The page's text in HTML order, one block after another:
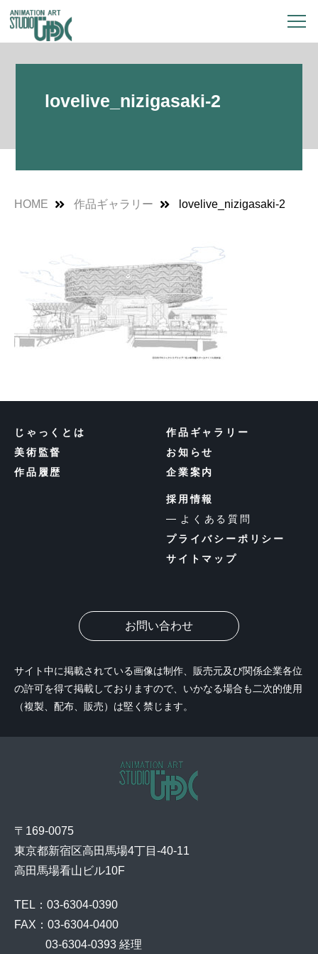
lovelive_nizigasaki-2
HOME 作品ギャラリー lovelive_nizigasaki-2
〒169-0075
東京都新宿区高田馬場4丁目-40-11
高田馬場看山ビル10F
TEL：03-6304-0390
FAX：03-6304-0400
03-6304-0393 経理
じゃっくとは
美術監督
作品履歴
作品ギャラリー
お知らせ
企業案内
採用情報
よくある質問
プライバシーポリシー
サイトマップ
お問い合わせ
サイト中に掲載されている画像は制作、販売元及び関係企業各位
の許可を得て掲載しておりますので、いかなる場合も二次的使用
（複製、配布、販売）は堅く禁じます。